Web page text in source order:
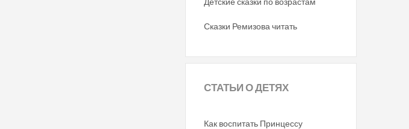
Сказки Ремизова читать
СТАТЬИО ДЕТЯХ
Как воспитать Принцессу